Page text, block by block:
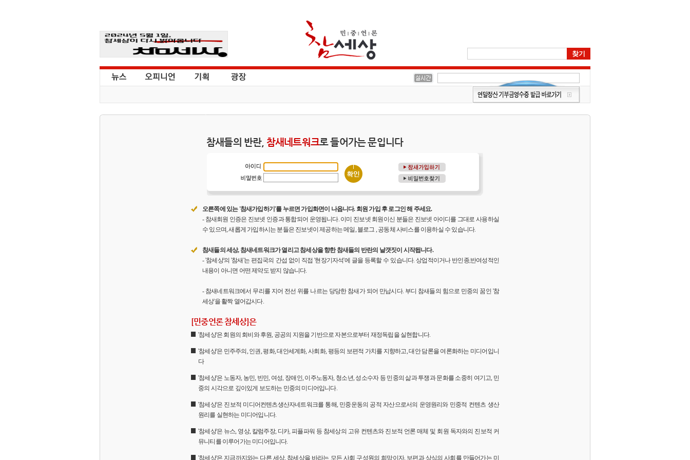
참새들의 반란, 참새네트워크로 들어가는 문입니다
오른쪽에 있는 '참새가입하기'를 누르면 가입화면이 나옵니다. 회원 가입 후 로그인 해 주세요.
- 참새회원 인증은 진보넷 인증과 통합되어 운영됩니다. 이미 진보넷 회원이신 분들은 진보넷 아이디를 그대로 사용하실
수 있으며, 새롭게 가입하시는 분들은 진보넷이 제공하는 메일, 블로그 , 공동체 사비스를 이용하실 수 있습니다.
참새들의 세상, 참새네트워크가 열리고 참세상을 향한 참새들의 반란의 날갯짓이 시작됩니다.
- '참세상'의 '참새'는 편집국의 간섭 없이 직접 '현장기자석'에 글을 등록할 수 있습니다. 상업적이거나 반인종,반여성적인
내용이 아니면 어떤 제약도 받지 않습니다.
- 참새네트워크에서 무리를 지어 전선 위를 나르는 당당한 참새가 되어 만납시다. 부디 참새들의 힘으로 민중의 꿈인 '참
세상'을 활짝 열어갑시다.
[민중언론 참세상]은
'참세상'은 회원의 회비와 후원, 공공의 지원을 기반으로 자본으로부터 재정독립을 실현합니다.
'참세상'은 민주주의, 인권, 평화, 대안세계화, 사회화, 평등의 보편적 가치를 지향하고, 대안 담론을 여론화하는 미디어입니
다
'참세상'은 노동자, 농민, 빈민, 여성, 장애인, 이주노동자, 청소년, 성소수자 등 민중의 삶과 투쟁과 문화를 소중히 여기고, 민
중의 시각으로 깊이있게 보도하는 민중의 미디어입니다.
'참세상'은 진보적 미디어컨텐츠생산자네트워크를 통해, 민중운동의 공적 자산으로서의 운영원리와 민중적 컨텐츠 생산
원리를 실현하는 미디어입니다.
'참세상'은 뉴스, 영상, 칼럼주장, 디카, 피플파워 등 참세상의 고유 컨텐츠와 진보적 언론 매체 및 회원 독자와의 진보적 커
뮤니티를 이루어가는 미디어입니다.
'참세상'은 지금까지와는 다른 세상, 참세상을 바라는 모든 사회 구성원의 희망이자, 보편과 상식의 사회를 만들어가는 미